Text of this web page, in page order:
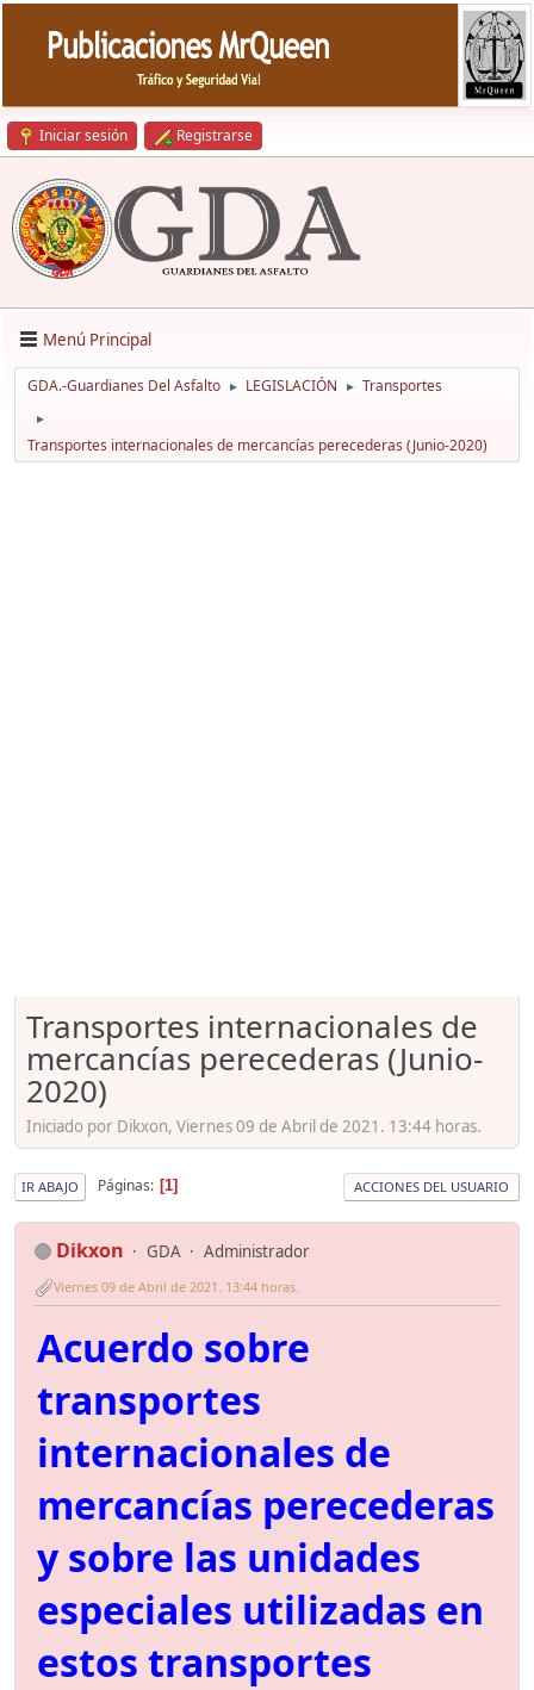
Iniciar sesión Registrarse
Menú Principal
GDA.-Guardianes Del Asfalto ► LEGISLACIÓN ► Transportes
►
Transportes internacionales de mercancías perecederas (Junio-2020)
Transportes internacionales de
mercancías perecederas (Junio-
2020)
Iniciado por Dikxon, Viernes 09 de Abril de 2021. 13:44 horas.
IR ABAJO Páginas 1 ACCIONES DEL USUARIO
Dikxon GDA Administrador
Viernes 09 de Abril de 2021. 13:44 horas.
Acuerdo sobre
transportes
internacionales de
mercancías perecederas
y sobre las unidades
especiales utilizadas en
estos transportes